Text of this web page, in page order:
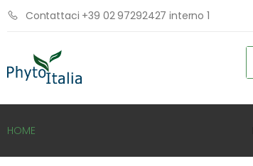
Contattaci +39 02 97292427 interno 1
HOME